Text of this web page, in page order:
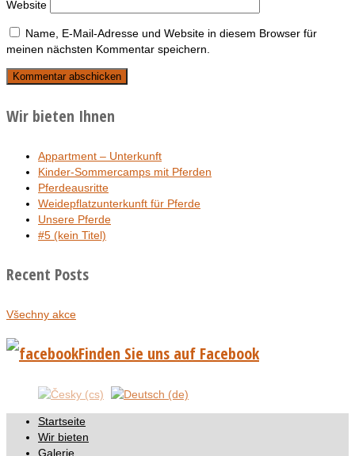
Website
Name, E-Mail-Adresse und Website in diesem Browser für
meinen nächsten Kommentar speichern.
Wir bieten Ihnen
Appartment – Unterkunft
Kinder-Sommercamps mit Pferden
Pferdeausritte
Weidepflatzunterkunft für Pferde
Unsere Pferde
#5 (kein Titel)
Recent Posts
Všechny akce
Finden Sie uns auf Facebook
Startseite
Wir bieten
Galerie